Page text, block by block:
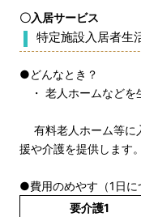
〇入居サービス
特定施設入居者生
●どんなとき？
・ 老人ホームなどを
有料老人ホーム等に
援や介護を提供します。
●費用のめやす（1日に
要介護1